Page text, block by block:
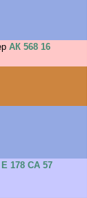
АК 568 16
Е 178 СА 57